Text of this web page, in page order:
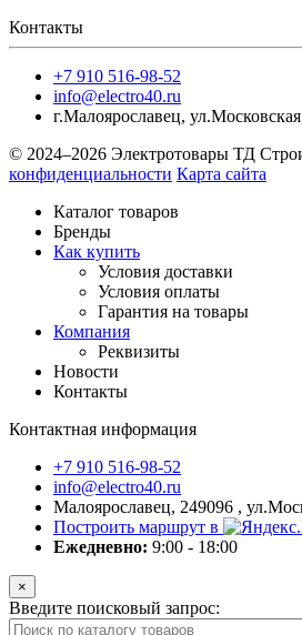
Контакты
+7 910 516-98-52
info@electro40.ru
г.Малоярославец,
© 2024–2026 Электротовары ТД
конфиденциальности Карта сайта
Каталог товаров
Бренды
Как купить
Условия доставки
Условия оплаты
Гарантия на товары
Компания
Реквизиты
Новости
Контакты
Контактная информация
+7 910 516-98-52
info@electro40.ru
Малоярославец, 249096 ,
Построить маршрут в
Ежедневно: 9:00 - 18:00
×
Введите поисковый запрос: